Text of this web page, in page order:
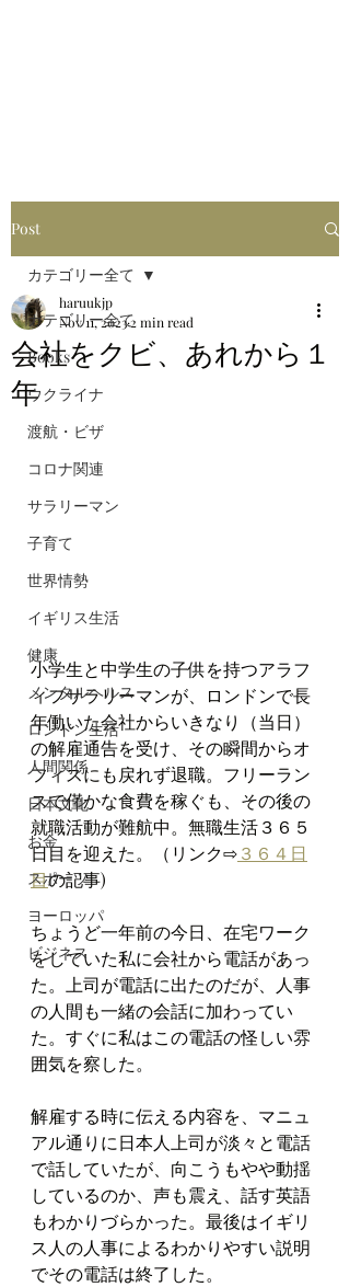
Post
カテゴリー全て
Books
ウクライナ
渡航・ビザ
コロナ関連
サラリーマン
子育て
世界情勢
イギリス生活
健康
メンタルヘルス
ロンドン生活
人間関係
日本文化
お金
スポーツ
ヨーロッパ
ビジネス
カテゴリー全て
会社をクビ、あれから１
年
haruukjp
Nov 11, 20232 min read
小学生と中学生の子供を持つアラフ
ィフサラリーマンが、ロンドンで長
年働いた会社からいきなり（当日）
の解雇通告を受け、その瞬間からオ
フィスにも戻れず退職。フリーラン
スで僅かな食費を稼ぐも、その後の
就職活動が難航中。無職生活３６５
日目を迎えた。（リンク⇨３６ ４日
目の記事)
ちょうど一年前の今日、在宅ワーク
をしていた私に会社から電話があっ
た。上司が電話に出たのだが、人事
の人間も一緒の会話に加わってい
た。すぐに私はこの電話の怪しい雰
囲気を察した。
解雇する時に伝える内容を、マニュ
アル通りに日本人上司が淡々と電話
で話していたが、向こうもやや動揺
しているのか、声も震え、話す英語
もわかりづらかった。最後はイギリ
ス人の人事によるわかりやすい説明
でその電話は終了した。